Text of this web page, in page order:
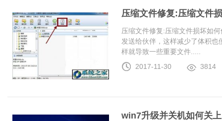
压缩文件修复:压缩文件
压缩文件修复:压缩文件损坏如
发送给伙伴，这样减少了体积
样就导致一些重要文件.....
2017-11-30
3814
win7升级并关机如何关上